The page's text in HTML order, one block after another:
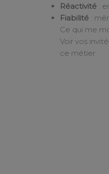
Réactivité :
Fiabilité :
Ce qui me
Voir vos
ce métier.